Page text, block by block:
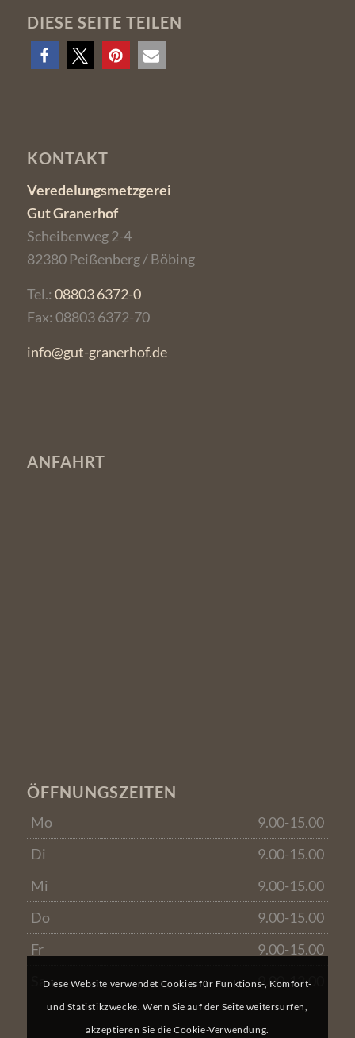
DIESE SEITE TEILEN
KONTAKT
Veredelungsmetzgerei
Gut Granerhof
Scheibenweg 2-4
82380 Peißenberg / Böbing
Tel.: 08803 6372-0
Fax: 08803 6372-70
info@gut-granerhof.de
ANFAHRT
ÖFFNUNGSZEITEN
Mo
9.00-15.00
Di
9.00-15.00
Mi
9.00-15.00
Do
9.00-15.00
Fr
9.00-15.00
Sa
9.00-12.00
Diese Website verwendet Cookies für Funktions-, Komfort-
und Statistikzwecke. Wenn Sie auf der Seite weitersurfen,
akzeptieren Sie die Cookie-Verwendung.